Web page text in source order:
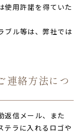
使用許諾を得ていた
ブル等は、弊社では
連絡方法につ
返信メール、また
テラに入れるロゴや